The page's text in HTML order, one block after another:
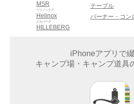
MSR
Helinox
ヘリノックス
HILLEBERG
ヒルバーグ
テーブル
バーナー・コン
iPhoneアプリで綴
キャンプ場・キャンプ道具